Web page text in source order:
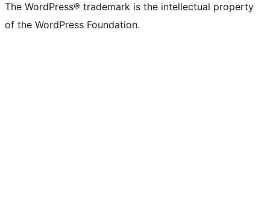
The WordPress® trademark is the intellectual property
of the WordPress Foundation.